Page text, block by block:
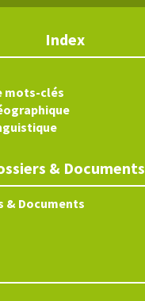
Index
mots-clés
& Documents
& Documents